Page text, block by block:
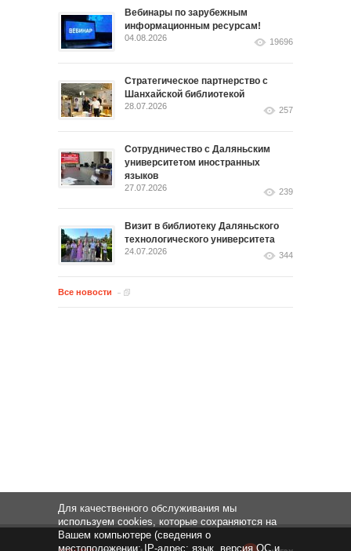
Вебинары по зарубежным
информационным ресурсам!
04.08.2026 19696
Стратегическое партнерство с
Шанхайской библиотекой
28.07.2026 257
Сотрудничество с Даляньским
университетом иностранных
языков
27.07.2026 239
Визит в библиотеку Даляньского
технологического университета
24.07.2026 344
Все новости
Для качественного обслуживания мы
используем cookies, которые сохраняются на
Вашем компьютере (сведения о
местоположении; IP-адрес; язык, версия ОС и